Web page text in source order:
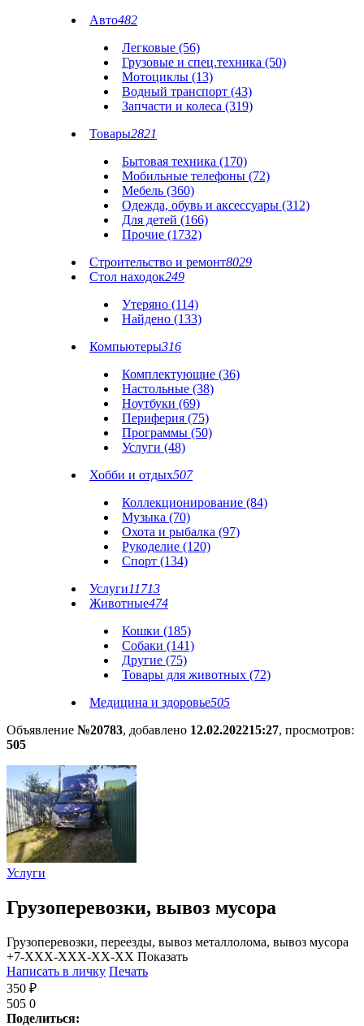
Авто482
Легковые (56)
Грузовые и спец.техника (50)
Мотоциклы (13)
Водный транспорт (43)
Запчасти и колеса (319)
Товары2821
Бытовая техника (170)
Мобильные телефоны (72)
Мебель (360)
Одежда, обувь и аксессуары (312)
Для детей (166)
Прочие (1732)
Строительство и ремонт8029
Стол находок249
Утеряно (114)
Найдено (133)
Компьютеры316
Комплектующие (36)
Настольные (38)
Ноутбуки (69)
Периферия (75)
Программы (50)
Услуги (48)
Хобби и отдых507
Коллекционирование (84)
Музыка (70)
Охота и рыбалка (97)
Рукоделие (120)
Спорт (134)
Услуги11713
Животные474
Кошки (185)
Собаки (141)
Другие (75)
Товары для животных (72)
Медицина и здоровье505
Объявление №20783, добавлено 12.02.202215:27, просмотров:
505
Услуги
Грузоперевозки, вывоз мусора
Грузоперевозки, переезды, вывоз металлолома, вывоз мусора
+7-XXX-XXX-XX-XX Показать
Написать в личку Печать
350 ₽
505 0
Поделиться: